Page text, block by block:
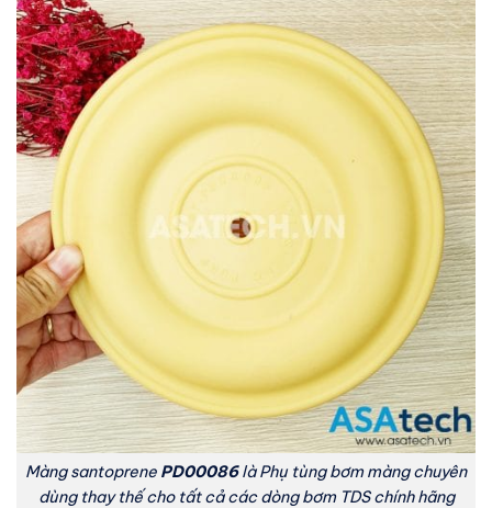
Màng santoprene PD00086là Phụ tùng bơm màng chuyên
dùng thay thế cho tất cả các dòng bơm TDS chính hãng